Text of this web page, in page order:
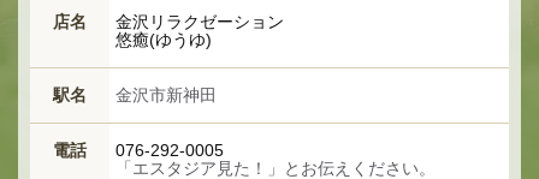
店名
金沢リラクゼーション
悠癒(ゆうゆ)
駅名 金沢市新神田
電話
076-292-0005
「エスタジア見た！」とお伝えください。